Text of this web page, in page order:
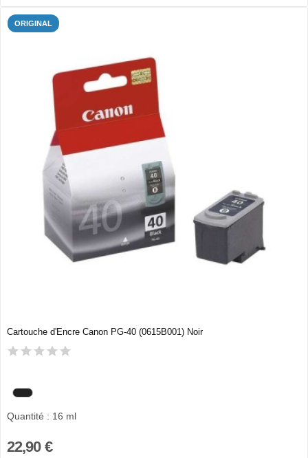
ORIGINAL
Cartouche d'Encre Canon PG-40 (0615B001) Noir
Quantité : 16 ml
22,90 €